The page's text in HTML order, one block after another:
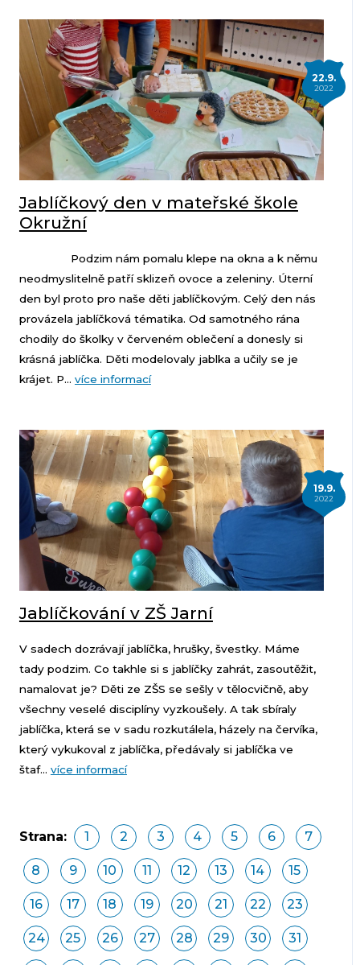
22.9.
2022
Jablíčkový den v mateřské škole
Okružní
Podzim nám pomalu klepe na okna a k němu
neodmyslitelně patří sklizeň ovoce a zeleniny. Úterní
den byl proto pro naše děti jablíčkovým. Celý den nás
provázela jablíčková tématika. Od samotného rána
chodily do školky v červeném oblečení a donesly si
krásná jablíčka. Děti modelovaly jablka a učily se je
krájet. P... více informací
19.9.
2022
Jablíčkování v ZŠ Jarní
V sadech dozrávají jablíčka, hrušky, švestky. Máme
tady podzim. Co takhle si s jablíčky zahrát, zasoutěžit,
namalovat je? Děti ze ZŠS se sešly v tělocvičně, aby
všechny veselé disciplíny vyzkoušely. A tak sbíraly
jablíčka, která se v sadu rozkutálela, házely na červíka,
který vykukoval z jablíčka, předávaly si jablíčka ve
štaf... více informací
Strana: 1 2 3 4 5 6 7
8 9 10 11 12 13 14 15
16 17 18 19 20 21 22 23
24 25 26 27 28 29 30 31